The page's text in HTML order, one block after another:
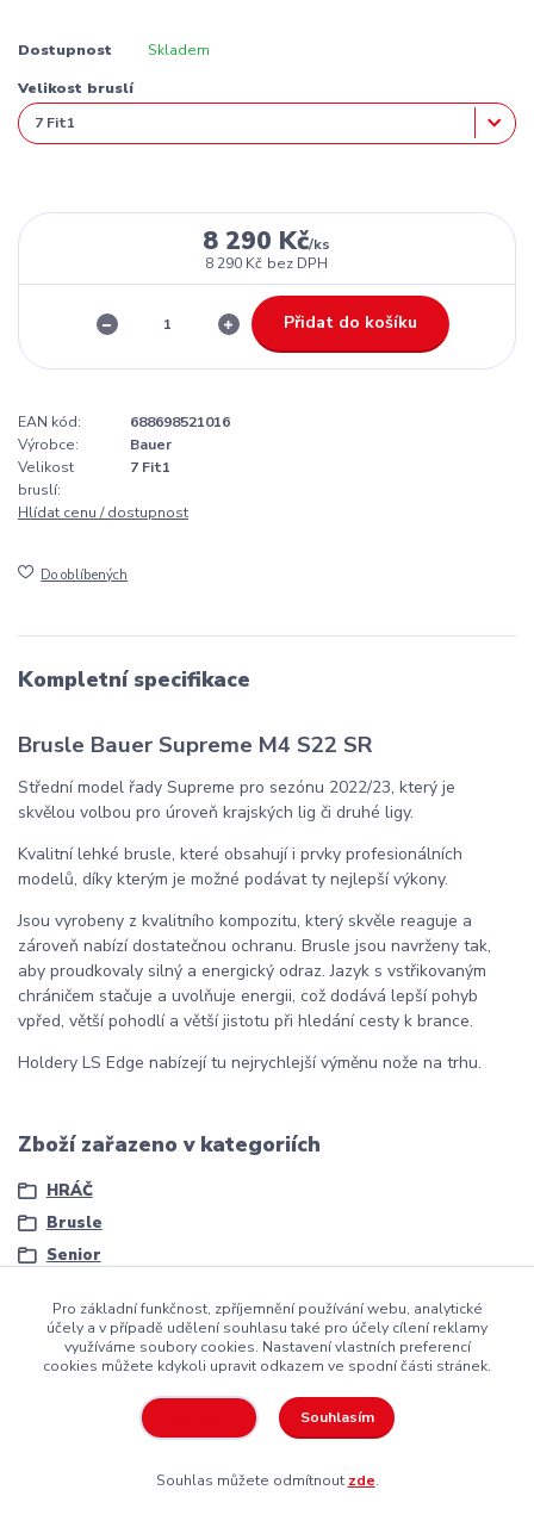
Dostupnost Skladem
Velikost bruslí
8 290 Kč/ks
8 290 Kč bez DPH
Přidat do košíku
EAN kód:
688698521016
Výrobce:
Bauer
Velikost
bruslí:
7 Fit1
Hlídat cenu / dostupnost
Do oblíbených
Kompletní specifikace
Brusle Bauer Supreme M4 S22 SR
Střední model řady Supreme pro sezónu 2022/23, který je
skvělou volbou pro úroveň krajských lig či druhé ligy.
Kvalitní lehké brusle, které obsahují i prvky profesionálních
modelů, díky kterým je možné podávat ty nejlepší výkony.
Jsou vyrobeny z kvalitního kompozitu, který skvěle reaguje a
zároveň nabízí dostatečnou ochranu. Brusle jsou navrženy tak,
aby proudkovaly silný a energický odraz. Jazyk s vstřikovaným
chráničem stačuje a uvolňuje energii, což dodává lepší pohyb
vpřed, větší pohodlí a větší jistotu při hledání cesty k brance.
Holdery LS Edge nabízejí tu nejrychlejší výměnu nože na trhu.
Zboží zařazeno v kategoriích
HRÁČ
Brusle
Senior
Copyright ©2016Hockeyzone.cz Brnovaše značková
za rozumnou cenu
Vytvořeno na Eshop-rychle.cz
Pro základní funkčnost, zpříjemnění používání webu, analytické
účely a v případě udělení souhlasu také pro účely cílení reklamy
využíváme soubory cookies. Nastavení vlastních preferencí
cookies můžete kdykoli upravit odkazem ve spodní části stránek.
Souhlasím
Souhlas můžete odmítnout zde.